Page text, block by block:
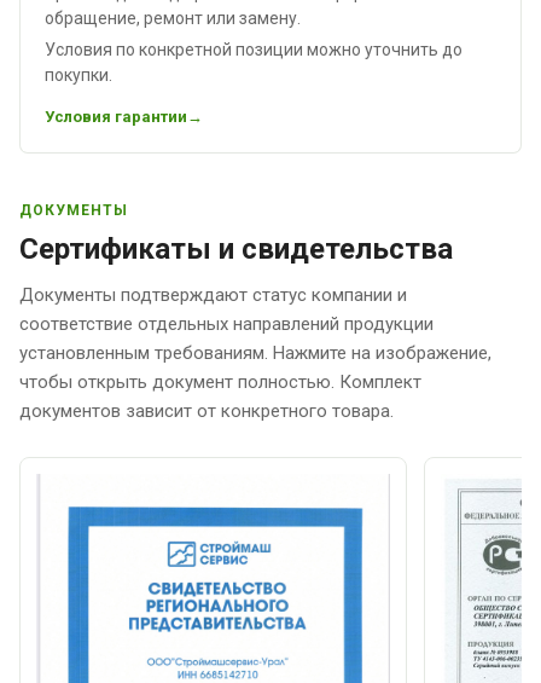
обращение, ремонт или замену.
Условия по конкретной позиции можно уточнить до
покупки.
Условия гарантии
ДОКУМЕНТЫ
Сертификаты и свидетельства
Документы подтверждают статус компании и
соответствие отдельных направлений продукции
установленным требованиям. Нажмите на изображение,
чтобы открыть документ полностью. Комплект
документов зависит от конкретного товара.